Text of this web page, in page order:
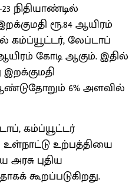
நிதியாண்டில்
ரூ.84 ஆயிரம்
கம்ப்யூட்டர், லேப்டாப்
கோடி ஆகும். இதில்
இறக்குமதி
6% அளவில்
கம்ப்யூட்டர்
உள்நாட்டு உற்பத்தியை
புதிய
கூறப்படுகிறது.